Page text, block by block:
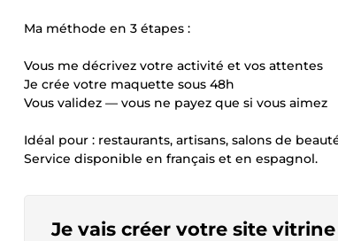
Ma méthode en 3 étapes :
Vous me décrivez votre activité et vos attentes
Je crée votre maquette sous 48h
Vous validez — vous ne payez que si vous aimez
Idéal pour : restaurants, artisans, salons de
Service disponible en français et en espagnol.
Je vais créer votre site